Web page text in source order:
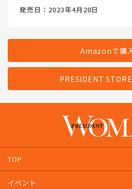
発売日：2023年4月28日
Amazonで購
PRESIDENT
TOP
イベント